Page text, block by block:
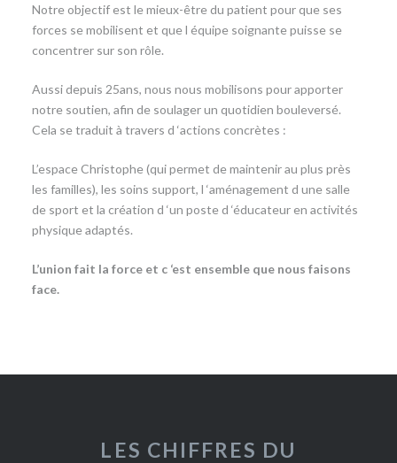
Notre objectif est le mieux-être du patient pour que ses
forces se mobilisent et que l équipe soignante puisse se
concentrer sur son rôle.
Aussi depuis 25ans, nous nous mobilisons pour apporter
notre soutien, afin de soulager un quotidien bouleversé.
Cela se traduit à travers d ‘actions concrètes :
L’espace Christophe (qui permet de maintenir au plus près
les familles), les soins support, l ‘aménagement d une salle
de sport et la création d ‘un poste d ‘éducateur en activités
physique adaptés.
L’union fait la force et c ‘est ensemble que nous faisons
face.
LES CHIFFRES DU